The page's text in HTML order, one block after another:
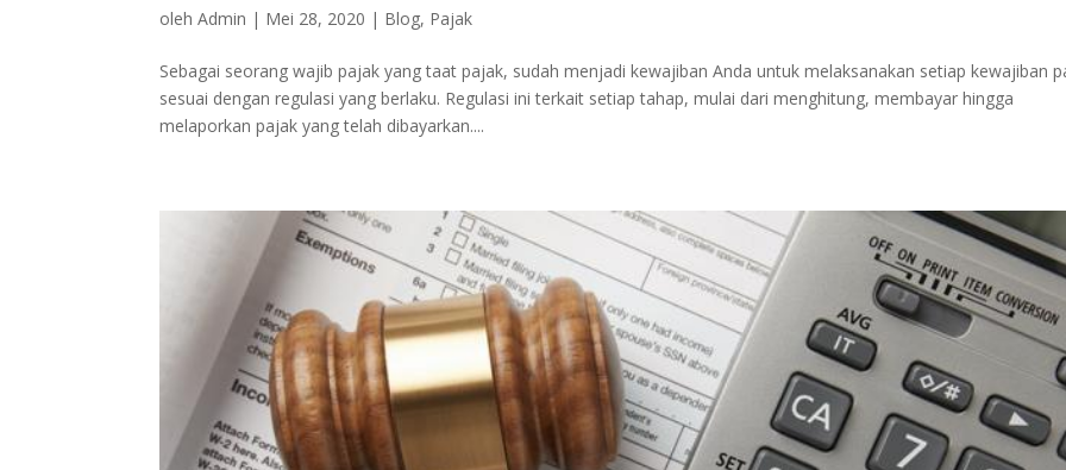
olehAdmin | Mei 28, 2020 | Blog, Pajak
Sebagai seorang wajib pajak yang taat pajak, sudah menjadi kewajiban Anda untuk melaksanakan setiap kewajiban
sesuai dengan regulasi yang berlaku. Regulasi ini terkait setiap tahap, mulai dari menghitung, membayar hingga
melaporkan pajak yang telah dibayarkan....